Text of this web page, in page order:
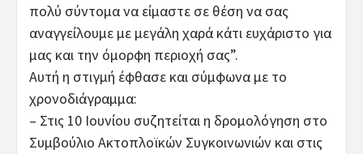
πολύ σύντομα να είμαστε σε θέση να σας
αναγγείλουμε με μεγάλη χαρά κάτι ευχάριστο για
μας και την όμορφη περιοχή σας”.
Αυτή η στιγμή έφθασε και σύμφωνα με το
χρονοδιάγραμμα:
– Στις 10 Ιουνίου συζητείται η δρομολόγηση στο
Συμβούλιο Ακτοπλοϊκών Συγκοινωνιών και στις